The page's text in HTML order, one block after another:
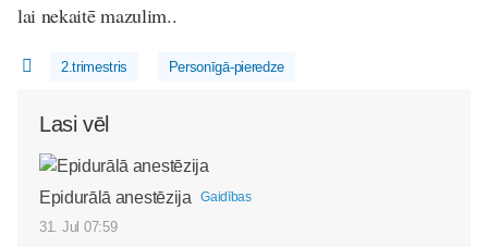
lai nekaitē mazulim..
2.trimestris Personīgā-pieredze
Lasi vēl
Epidurālā anestēzija Gaidības
31. Jul 07:59